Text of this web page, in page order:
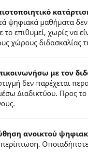
ψηφιακά μαθήματα
επιθυμεί, χωρίς να
χώρους διδασκαλίας
με τον
δεν παρέχεται
Διαδικτύου. Προς το
ανοικτού